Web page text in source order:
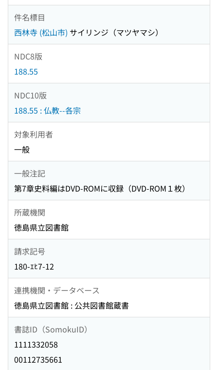
件名標目
西林寺 (松山市) サイリンジ（マツヤマシ）
NDC8版
188.55
NDC10版
188.55 : 仏教--各宗
対象利用者
一般
一般注記
第7章史料編はDVD-ROMに収録（DVD-ROM１枚）
所蔵機関
徳島県立図書館
請求記号
180-ｴﾋ7-12
連携機関・データベース
徳島県立図書館 : 公共図書館蔵書
書誌ID（SomokuID）
1111332058
00112735661